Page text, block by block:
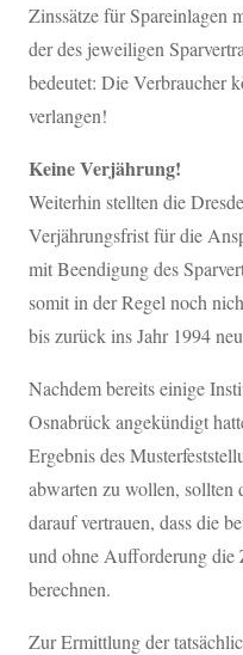
Zinssätze für Spareinlagen
der des jeweiligen
bedeutet: Die Verbraucher
verlangen!
Keine Verjährung!
Weiterhin stellten die
Verjährungsfrist für die
mit Beendigung des
somit in der Regel noch
bis zurück ins Jahr 1994
Nachdem bereits einige
Osnabrück angekündigt
Ergebnis des
abwarten zu wollen,
darauf vertrauen, dass die
und ohne Aufforderung die
berechnen.
Zur Ermittlung der